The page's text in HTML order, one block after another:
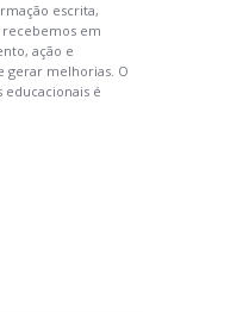
escrita,
recebemos em
ação e
gerar melhorias. O
é